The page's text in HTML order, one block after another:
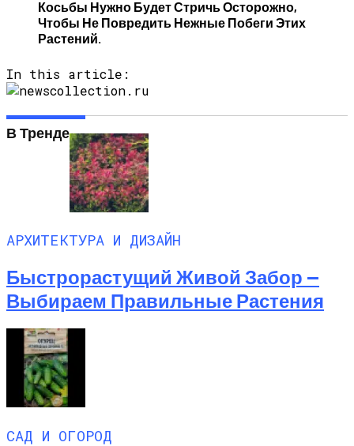
Кось­бы Нуж­но Бу­дет Стричь Ос­то­рож­но,
Что­бы Не Пов­ре­дить Неж­ные По­беги Этих
Рас­те­ний.
In this article:
В Тренде
АРХИТЕКТУРА И ДИЗАЙН
Быстрорастущий Живой Забор —
Выбираем Правильные Растения
САД И ОГОРОД